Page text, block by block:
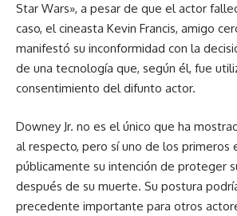
Star Wars», a pesar de que el actor
caso, el cineasta Kevin Francis, amigo
manifestó su inconformidad con la
de una tecnología que, según él, fue
consentimiento del difunto actor.
Downey Jr. no es el único que ha
al respecto, pero sí uno de los primeros
públicamente su intención de proteger
después de su muerte. Su postura
precedente importante para otros